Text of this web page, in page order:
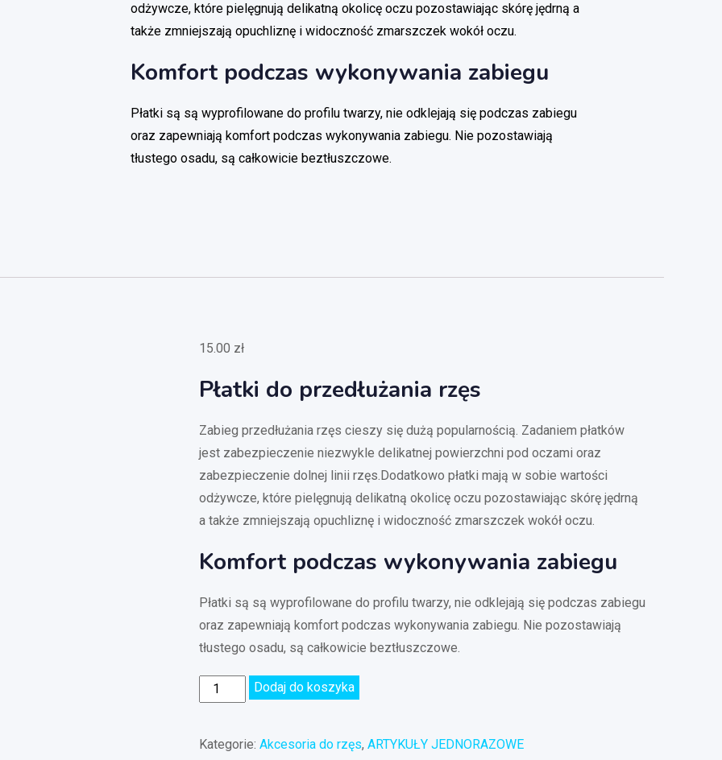
odżywcze, które pielęgnują delikatną okolicę oczu pozostawiając skórę jędrną a
także zmniejszają opuchliznę i widoczność zmarszczek wokół oczu.
Komfort podczas wykonywania zabiegu
Płatki są są wyprofilowane do profilu twarzy, nie odklejają się podczas zabiegu
oraz zapewniają komfort podczas wykonywania zabiegu. Nie pozostawiają
tłustego osadu, są całkowicie beztłuszczowe.
15.00 zł
Płatki do przedłużania rzęs
Zabieg przedłużania rzęs cieszy się dużą popularnością. Zadaniem płatków
jest zabezpieczenie niezwykle delikatnej powierzchni pod oczami oraz
zabezpieczenie dolnej linii rzęs.Dodatkowo płatki mają w sobie wartości
odżywcze, które pielęgnują delikatną okolicę oczu pozostawiając skórę jędrną
a także zmniejszają opuchliznę i widoczność zmarszczek wokół oczu.
Komfort podczas wykonywania zabiegu
Płatki są są wyprofilowane do profilu twarzy, nie odklejają się podczas zabiegu
oraz zapewniają komfort podczas wykonywania zabiegu. Nie pozostawiają
tłustego osadu, są całkowicie beztłuszczowe.
Dodaj do koszyka
Kategorie:Akcesoria do rzęs,ARTYKUŁY JEDNORAZOWE